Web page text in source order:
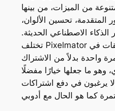
من الميزات، من بينها
المتقدمة، تحسين الألوان،
الذكاء الاصطناعي الحديثة.
تختلف Pixelmator عن العديد من التطبيقات في
واحدة بدلاً من الاشتراك
وهو ما جعلها خيارًا مفضلًا
يرغبون في دفع اشتراكات